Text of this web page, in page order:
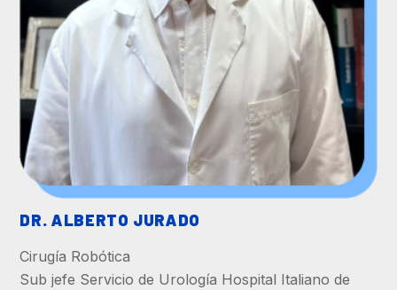
DR. ALBERTO JURADO
Cirugía Robótica
Sub jefe Servicio de Urología Hospital Italiano de